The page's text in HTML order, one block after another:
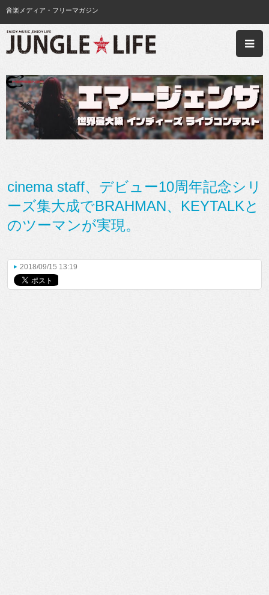
音楽メディア・フリーマガジン
cinema staff、デビュー10周年記念シリ
ーズ集大成でBRAHMAN、KEYTALKと
のツーマンが実現。
2018/09/15 13:19